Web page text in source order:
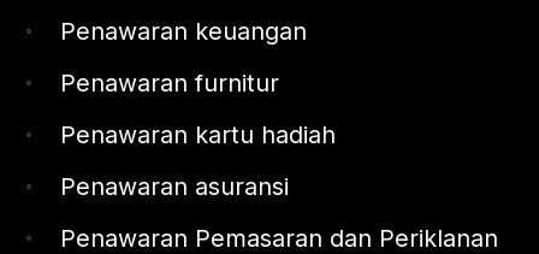
Penawaran keuangan
Penawaran furnitur
Penawaran kartu hadiah
Penawaran asuransi
Penawaran Pemasaran dan Periklanan